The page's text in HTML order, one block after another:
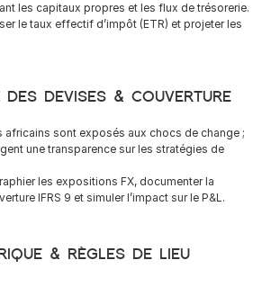
les capitaux propres et les flux de trésorerie.
le taux effectif d’impôt (ETR) et projeter les
devises & couverture
africains sont exposés aux chocs de change ;
une transparence sur les stratégies de
les expositions FX, documenter la
IFRS 9 et simuler l’impact sur le P&L.
& règles de lieu